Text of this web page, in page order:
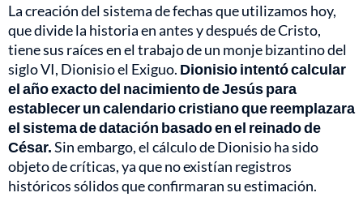
La creación del sistema de fechas que utilizamos hoy,
que divide la historia en antes y después de Cristo,
tiene sus raíces en el trabajo de un monje bizantino del
siglo VI, Dionisio el Exiguo. Dionisio intentó calcular
el año exacto del nacimiento de Jesús para
establecer un calendario cristiano que reemplazara
el sistema de datación basado en el reinado de
César.Sin embargo, el cálculo de Dionisio ha sido
objeto de críticas, ya que no existían registros
históricos sólidos que confirmaran su estimación.